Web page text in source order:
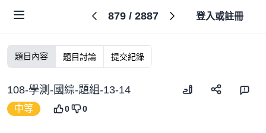
879/ 2887 登入或註冊
題目內容 題目討論 提交紀錄
108-學測-國綜-題組-13-14
中等 0 0